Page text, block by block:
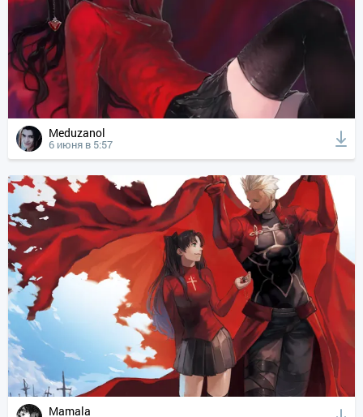
Meduzanol
6 июня в 5:57
Mamala